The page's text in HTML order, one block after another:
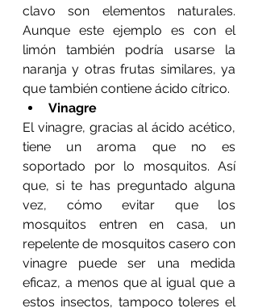
clavo son elementos naturales.
Aunque este ejemplo es con el
limón también podría usarse la
naranja y otras frutas similares, ya
que también contiene ácido cítrico.
Vinagre
El vinagre, gracias al ácido acético,
tiene un aroma que no es
soportado por lo mosquitos. Así
que, si te has preguntado alguna
vez, cómo evitar que los
mosquitos entren en casa, un
repelente de mosquitos casero con
vinagre puede ser una medida
eficaz, a menos que al igual que a
estos insectos, tampoco toleres el